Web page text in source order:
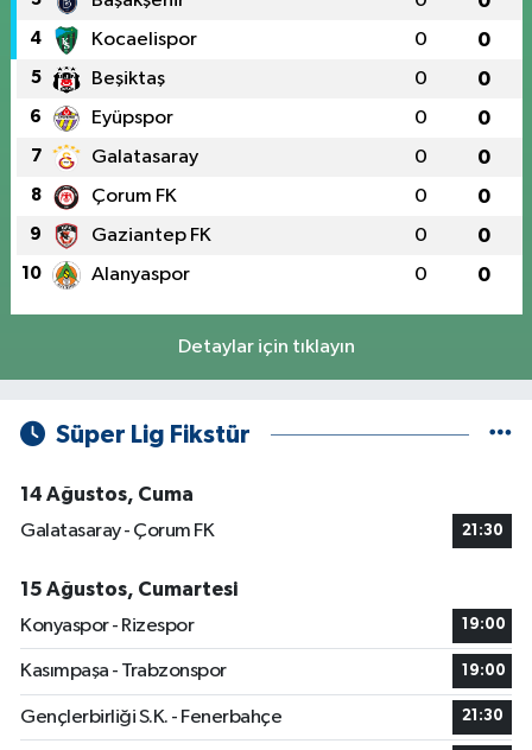
4 Kocaelispor 0 0
5 Beşiktaş 0 0
6 Eyüpspor 0 0
7 Galatasaray 0 0
8 Çorum FK 0 0
9 Gaziantep FK 0 0
10 Alanyaspor 0 0
Detaylar için tıklayın
Süper Lig Fikstür
14 Ağustos, Cuma
Galatasaray - Çorum FK
21:30
15 Ağustos, Cumartesi
Konyaspor - Rizespor
19:00
Kasımpaşa - Trabzonspor 19:00
Gençlerbirliği S.K. - Fenerbahçe 21:30